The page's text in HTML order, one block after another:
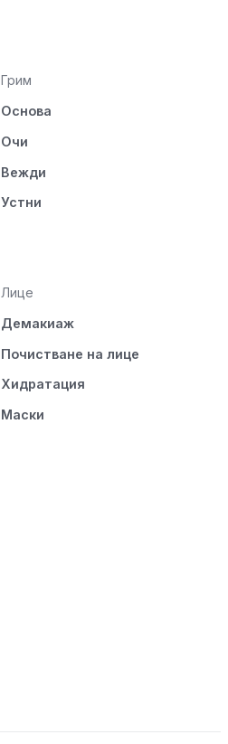
Грим
Основа
Очи
Вежди
Устни
Лице
Демакиаж
Почистване на лице
Хидратация
Маски